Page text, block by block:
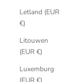
Letland (EUR
€)
Litouwen
(EUR €)
Luxemburg